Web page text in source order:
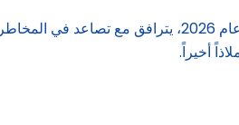
هذا هو السيناريو الأكثر تفاؤلاً لمشتري الذهب، ويتمثل في
أخيراً.